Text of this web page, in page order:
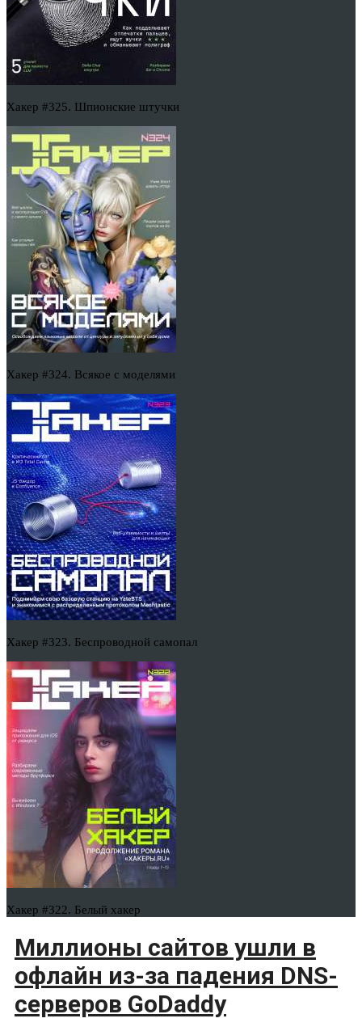
Хакер #325. Шпионские штучки
Хакер #324. Всякое с моделями
Хакер #323. Беспроводной самопал
Хакер #322. Белый хакер
Миллионы сайтов ушли в
офлайн из-за падения DNS-
серверов GoDaddy